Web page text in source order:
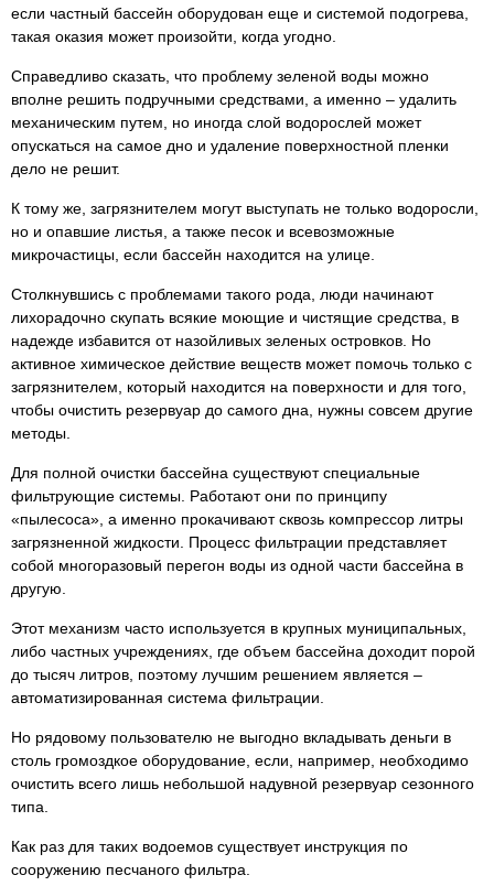
если частный бассейн оборудован еще и системой подогрева,
такая оказия может произойти, когда угодно.
Справедливо сказать, что проблему зеленой воды можно
вполне решить подручными средствами, а именно – удалить
механическим путем, но иногда слой водорослей может
опускаться на самое дно и удаление поверхностной пленки
дело не решит.
К тому же, загрязнителем могут выступать не только водоросли,
но и опавшие листья, а также песок и всевозможные
микрочастицы, если бассейн находится на улице.
Столкнувшись с проблемами такого рода, люди начинают
лихорадочно скупать всякие моющие и чистящие средства, в
надежде избавится от назойливых зеленых островков. Но
активное химическое действие веществ может помочь только с
загрязнителем, который находится на поверхности и для того,
чтобы очистить резервуар до самого дна, нужны совсем другие
методы.
Для полной очистки бассейна существуют специальные
фильтрующие системы. Работают они по принципу
«пылесоса», а именно прокачивают сквозь компрессор литры
загрязненной жидкости. Процесс фильтрации представляет
собой многоразовый перегон воды из одной части бассейна в
другую.
Этот механизм часто используется в крупных муниципальных,
либо частных учреждениях, где объем бассейна доходит порой
до тысяч литров, поэтому лучшим решением является –
автоматизированная система фильтрации.
Но рядовому пользователю не выгодно вкладывать деньги в
столь громоздкое оборудование, если, например, необходимо
очистить всего лишь небольшой надувной резервуар сезонного
типа.
Как раз для таких водоемов существует инструкция по
сооружению песчаного фильтра.